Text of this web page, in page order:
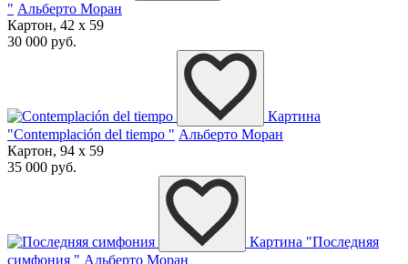
" Альберто Моран
Картон, 42 x 59
30 000 руб.
Картина
"Contemplación del tiempo " Альберто Моран
Картон, 94 x 59
35 000 руб.
Картина "Последняя
симфония " Альберто Моран